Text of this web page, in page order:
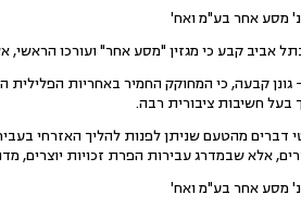
נ' מסע אחר בע"מ ואח'
אביב קבע כי מגזין "מסע אחר" ועורכו הראשי,
בעל חשיבות ציבורית רבה.
דברים מהטעם שניתן לפנות להליך האזרחי
אלא שבמדרג עבירות הפרת זכויות יוצרים,
נ' מסע אחר בע"מ ואח'